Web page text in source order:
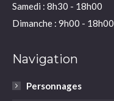
Samedi : 8h30 - 18h00
Dimanche : 9h00 - 18h00
Navigation
Personnages